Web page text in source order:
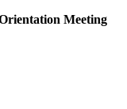
Meeting